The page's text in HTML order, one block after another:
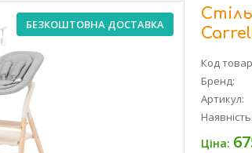
Код
Бренд:
Артикул:
Наявність:
Ціна:
БЕЗКОШТОВНА ДОСТАВКА